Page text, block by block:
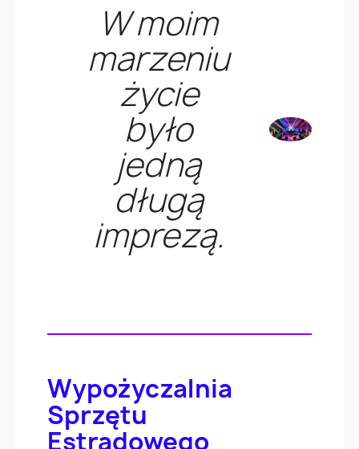
W moim
marzeniu
życie
było
jedną
długą
imprezą.
Wypożyczalnia
Sprzętu
Estradowego